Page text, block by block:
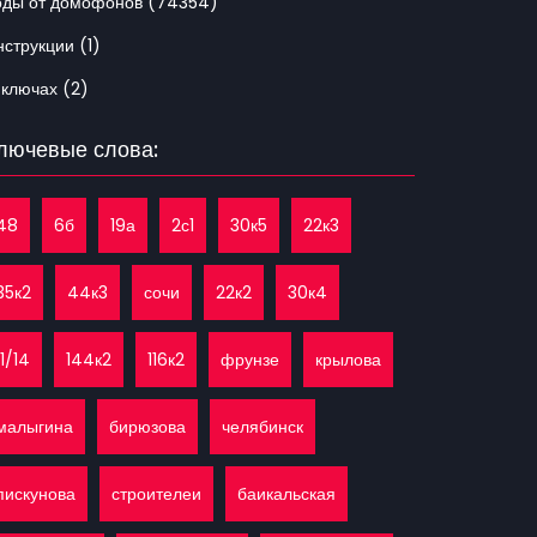
(1)
(2)
слова:
6б 19а 2с1 30к5 22к3
44к3 сочи 22к2 30к4
14 144к2 116к2 фрунзе крылова
бирюзова челябинск
строителеи баикальская